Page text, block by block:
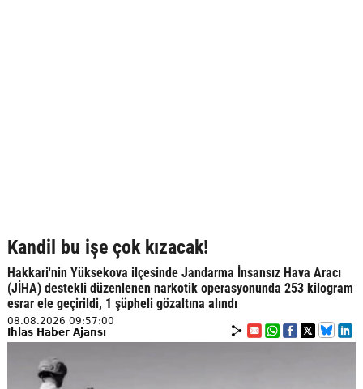
Kandil bu işe çok kızacak!
Hakkari'nin Yüksekova ilçesinde Jandarma İnsansız Hava Aracı
(JİHA) destekli düzenlenen narkotik operasyonunda 253 kilogram
esrar ele geçirildi, 1 şüpheli gözaltına alındı
08.08.2026 09:57:00
İhlas Haber Ajansı